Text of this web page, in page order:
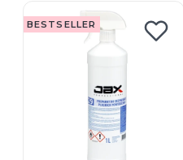
BESTSELLER